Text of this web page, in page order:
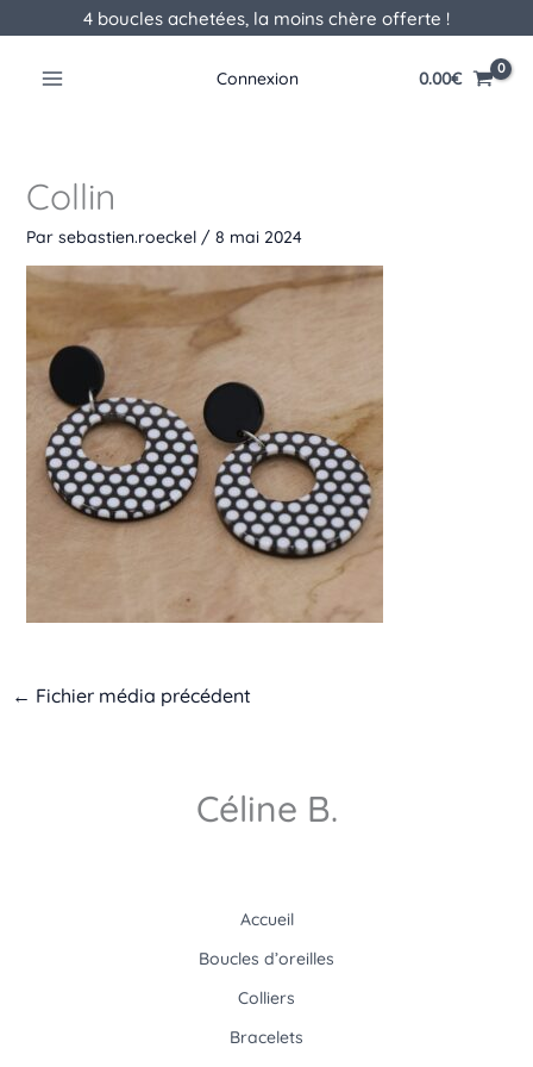
au
contenu
4 boucles achetées, la moins chère offerte !
Connexion 0.00€
Collin
Par sebastien.roeckel / 8 mai 2024
← Fichier média précédent
Céline B.
Accueil
Boucles d’oreilles
Colliers
Bracelets